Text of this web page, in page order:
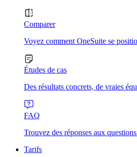
Comparer
Voyez comment OneSuite se
Études de cas
Des résultats concrets, de vraies
FAQ
Trouvez des réponses aux
Tarifs